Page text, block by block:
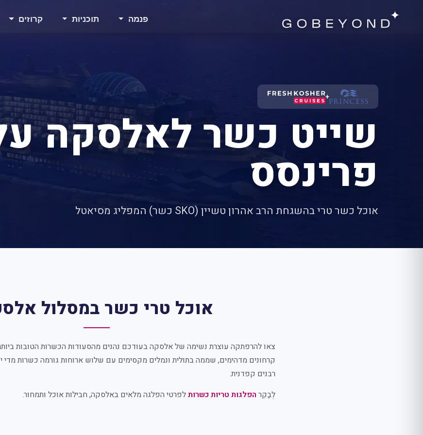
פנמה תוכניות קרוזים
+
שייט כשר לאלסקה
פרינסס
אוכל כשר טרי בהשגחת הרב אהרון טשיין (SKO כשר) המפליג מסיאטל
אוכל טרי כשר במסלול
צאו להרפתקה עוצרת נשימה של אלסקה בעודכם נהנים מהסעודות הכשרות הטובות
קרחונים מדהימים, שממה בתולית ונמלים מקסימים עם שלוש ארוחות גורמה כשרות
רבנים קפדנית.
לְבַקֵר הפלגות טריות כשרותלפרטי הפלגה מלאים באלסקה, חבילות אוכל ותמחור.